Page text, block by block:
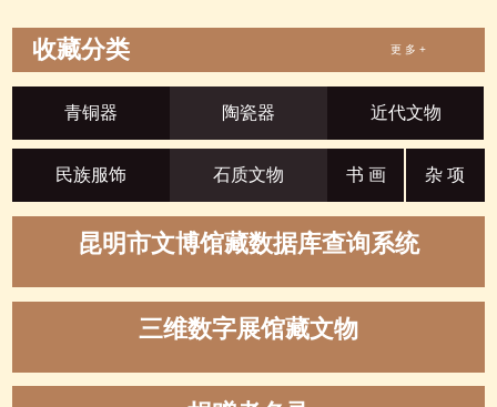
收藏分类 更 多 +
青铜器 陶瓷器 近代文物
民族服饰 石质文物 书 画 杂 项
昆明市文博馆藏数据库查询系统
三维数字展馆藏文物